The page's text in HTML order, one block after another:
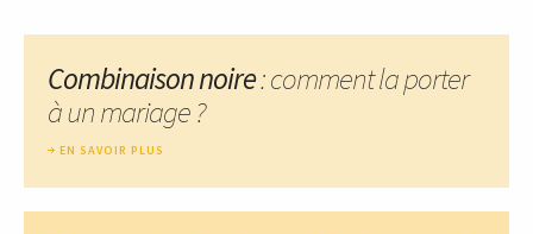
Combinaison noire: comment la porter
à un mariage ?
EN SAVOIR PLUS